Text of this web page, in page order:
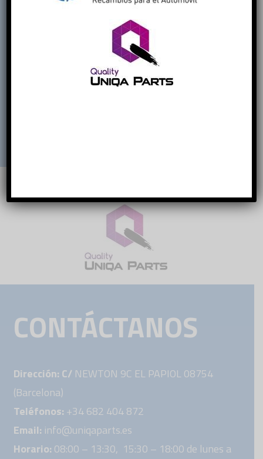
CONTÁCTANOS
Dirección: C/NEWTON 9C EL PAPIOL 08754
(Barcelona)
Teléfonos: +34 682 404 872
Email: info@uniqaparts.es
Horario: 08:00 – 13:30, 15:30 – 18:00 de lunes a
información
COOKIES ESTRICTAMENTE
NECESARIAS
COOKIES DE FUNCIONALIDAD
ACEPTAR TODO